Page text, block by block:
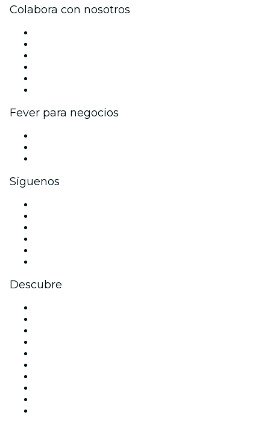
Colabora con nosotros
Fever para negocios
Síguenos
Descubre